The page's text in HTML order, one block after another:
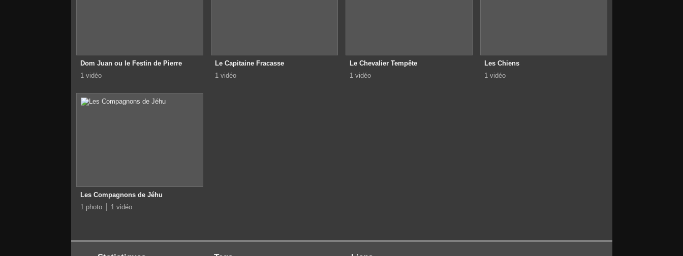
Dom Juan ou le Festin de Pierre
1 vidéo
Le Capitaine Fracasse
1 vidéo
Le Chevalier Tempête
1 vidéo
Les Chiens
1 vidéo
Les Compagnons de Jéhu
1 photo
1 vidéo